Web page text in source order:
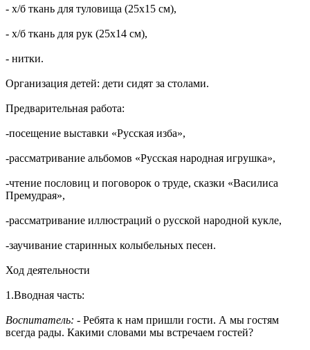
- х/б ткань для туловища (25х15 см),
- х/б ткань для рук (25х14 см),
- нитки.
Организация детей: дети сидят за столами.
Предварительная работа:
-посещение выставки «Русская изба»,
-рассматривание альбомов «Русская народная игрушка»,
-чтение пословиц и поговорок о труде, сказки «Василиса
Премудрая»,
-рассматривание иллюстраций о русской народной кукле,
-заучивание старинных колыбельных песен.
Ход деятельности
1.Вводная часть:
Воспитатель: - Ребята к нам пришли гости. А мы гостям
всегда рады. Какими словами мы встречаем гостей?